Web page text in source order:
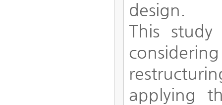
design.
This
applying